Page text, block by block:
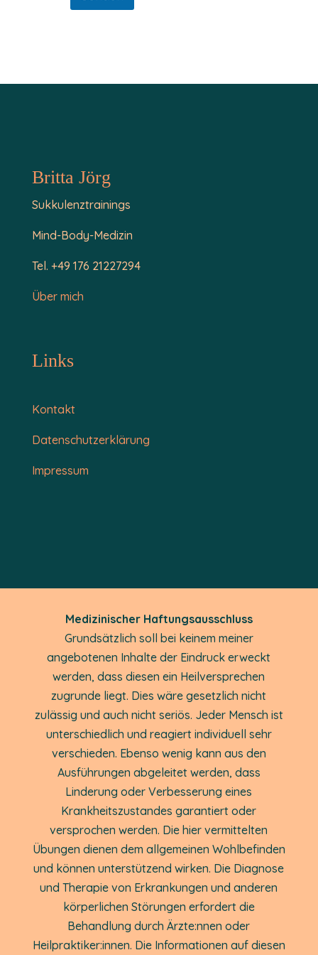
e
Britta Jörg
Sukkulenztrainings
Mind-Body-Medizin
Tel. +49 176 21227294
Über mich
Links
Kontakt
Datenschutzerklärung
Impressum
Medizinischer Haftungsausschluss
Grundsätzlich soll bei keinem meiner
angebotenen Inhalte der Eindruck erweckt
werden, dass diesen ein Heilversprechen
zugrunde liegt. Dies wäre gesetzlich nicht
zulässig und auch nicht seriös. Jeder Mensch ist
unterschiedlich und reagiert individuell sehr
verschieden. Ebenso wenig kann aus den
Ausführungen abgeleitet werden, dass
Linderung oder Verbesserung eines
Krankheitszustandes garantiert oder
versprochen werden. Die hier vermittelten
Übungen dienen dem allgemeinen Wohlbefinden
und können unterstützend wirken. Die Diagnose
und Therapie von Erkrankungen und anderen
körperlichen Störungen erfordert die
Behandlung durch Ärzte:nnen oder
Heilpraktiker:innen. Die Informationen auf diesen